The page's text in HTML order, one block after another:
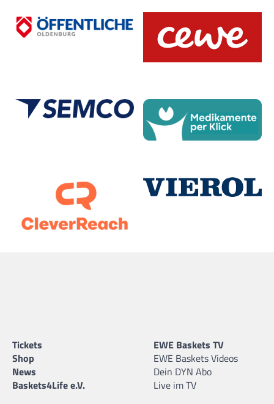
Tickets
Shop
News
Baskets4Life e.V.
EWE Baskets TV
EWE Baskets Videos
Dein DYN Abo
Live im TV